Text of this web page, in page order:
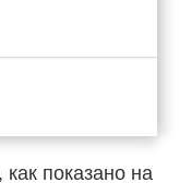
показано на